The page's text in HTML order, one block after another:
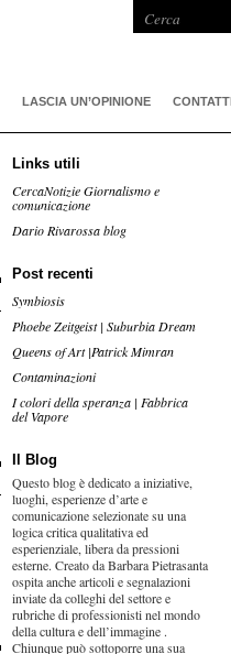
LASCIA UN’OPINIONE
Links utili
CercaNotizie Giornalismo e
comunicazione
Dario Rivarossa blog
Post recenti
Symbiosis
Phoebe Zeitgeist | Suburbia Dream
Queens of Art |Patrick Mimran
Contaminazioni
I colori della speranza | Fabbrica
del Vapore
Il Blog
Questo blog è dedicato a iniziative,
luoghi, esperienze d’arte e
comunicazione selezionate su una
logica critica qualitativa ed
esperienziale, libera da pressioni
esterne. Creato da Barbara Pietrasanta
ospita anche articoli e segnalazioni
inviate da colleghi del settore e
rubriche di professionisti nel mondo
della cultura e dell’immagine .
Chiunque può sottoporre una sua